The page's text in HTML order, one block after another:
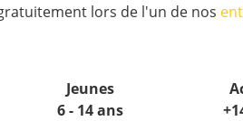
lors de l'un de nos
Jeunes
6 - 14 ans